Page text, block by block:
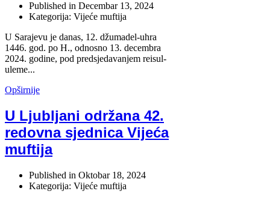
Published in Decembar 13, 2024
Kategorija: Vijeće muftija
U Sarajevu je danas, 12. džumadel-uhra
1446. god. po H., odnosno 13. decembra
2024. godine, pod predsjedavanjem reisul-
uleme...
Opširnije
U Ljubljani održana 42.
redovna sjednica Vijeća
muftija
Published in Oktobar 18, 2024
Kategorija: Vijeće muftija